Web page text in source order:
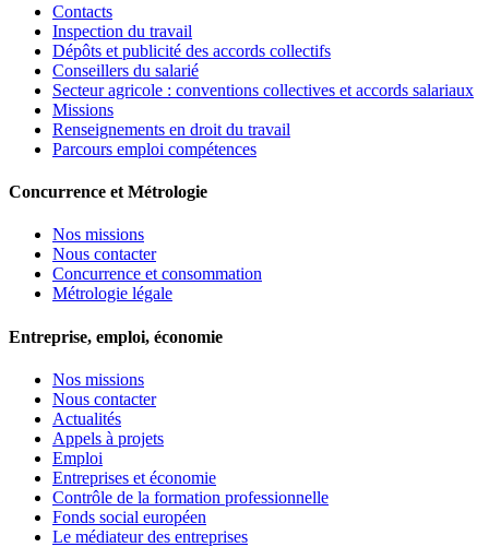
Contacts
Inspection du travail
Dépôts et publicité des accords collectifs
Conseillers du salarié
Secteur agricole : conventions collectives et accords salariaux
Missions
Renseignements en droit du travail
Parcours emploi compétences
Concurrence et Métrologie
Nos missions
Nous contacter
Concurrence et consommation
Métrologie légale
Entreprise, emploi, économie
Nos missions
Nous contacter
Actualités
Appels à projets
Emploi
Entreprises et économie
Contrôle de la formation professionnelle
Fonds social européen
Le médiateur des entreprises